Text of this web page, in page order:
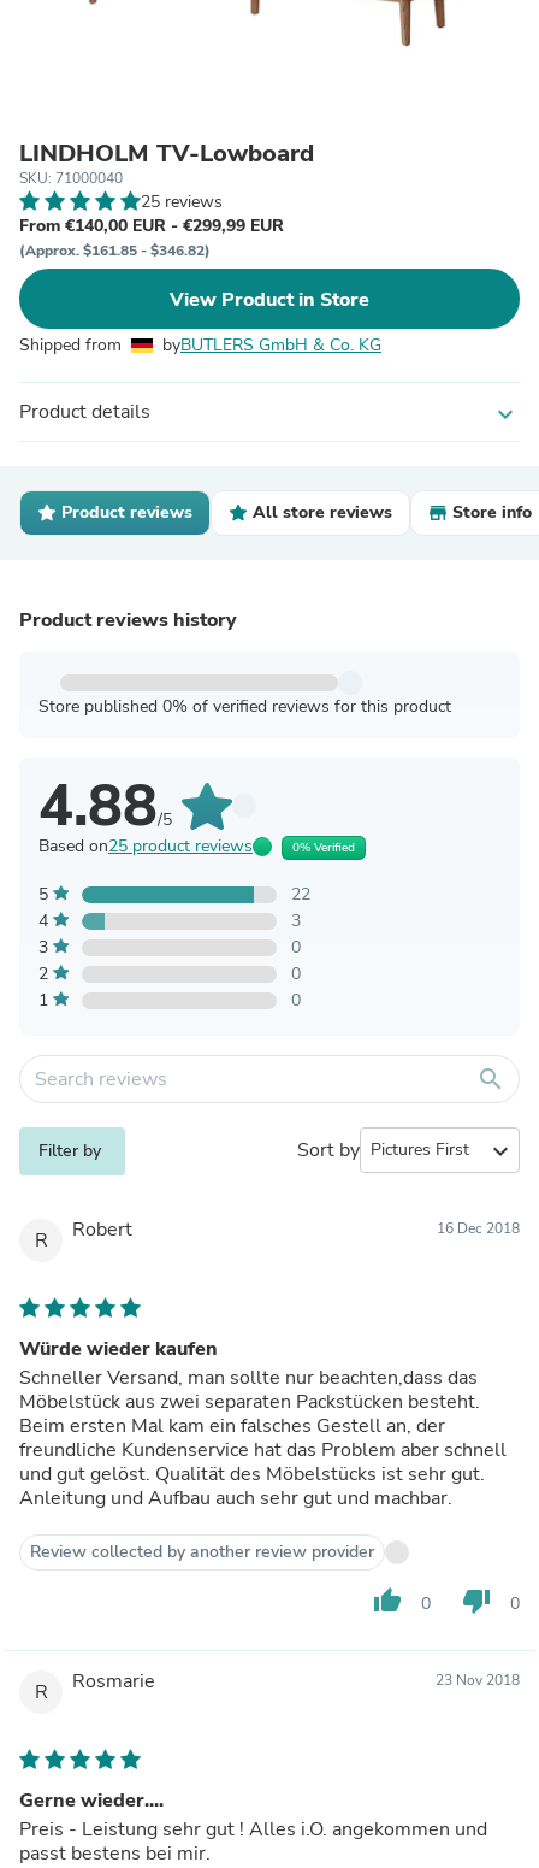
LINDHOLM TV-Lowboard
SKU: 71000040
25 reviews
From €140,00 EUR - €299,99 EUR
(Approx. $161.85 - $346.82)
View Product in Store
Shipped from byBUTLERS GmbH & Co. KG
Product details expand_more
Product reviews All store reviews Store info
Product reviews history
Store published 0% of verified reviews for this product
4.88/5
Based on25 product reviews 0% Verified
5
22
4
3
3
0
2
0
1
0
search
Filter by Sort by expand_more
R Robert 16 Dec 2018
Würde wieder kaufen
Schneller Versand, man sollte nur beachten,dass das
Möbelstück aus zwei separaten Packstücken besteht.
Beim ersten Mal kam ein falsches Gestell an, der
freundliche Kundenservice hat das Problem aber schnell
und gut gelöst. Qualität des Möbelstücks ist sehr gut.
Anleitung und Aufbau auch sehr gut und machbar.
Review collected by another review provider
thumb_up 0 thumb_down 0
R Rosmarie 23 Nov 2018
Gerne wieder....
Preis - Leistung sehr gut ! Alles i.O. angekommen und
passt bestens bei mir.